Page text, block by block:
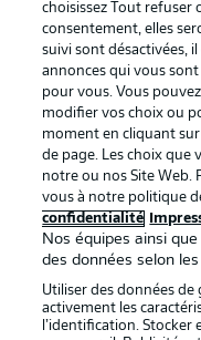
Mentions Légales
Déclaration de
confidentialité
Travaux
Impression
choisissez Tout refuser
consentement, elles
suivi sont désactivées,
annonces qui vous
pour vous. Vous
modifier vos choix ou
moment en cliquant sur
de page. Les choix que
notre ou nos Site Web.
vous à notre politique
confidentialité
Nos équipes ainsi
des données selon
Utiliser des données de
activement les
l’identification.